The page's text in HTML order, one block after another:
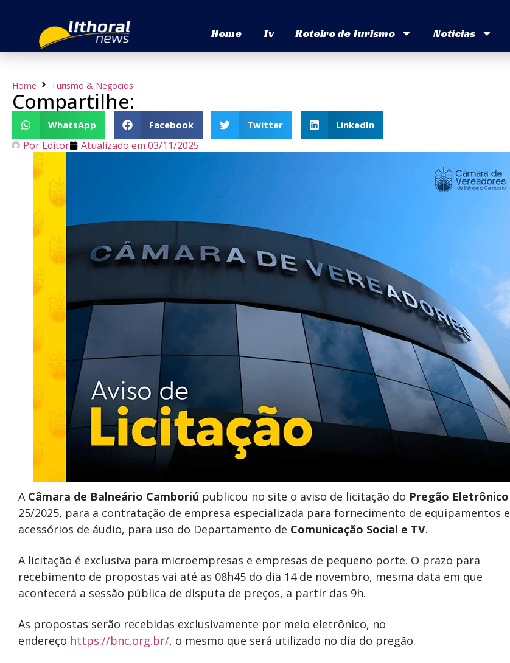
Home Tv Roteiro de Turismo Notícias
Home Turismo & Negocios
Compartilhe:
WhatsApp Facebook Twitter LinkedIn
Por Editor Atualizado em 03/11/2025
A Câmara de Balneário Camboriú publicou no site o aviso de licitação do Pregão Eletrônico
25/2025, para a contratação de empresa especializada para fornecimento de equipamentos e
acessórios de áudio, para uso do Departamento de Comunicação Social e TV.
A licitação é exclusiva para microempresas e empresas de pequeno porte. O prazo para
recebimento de propostas vai até as 08h45 do dia 14 de novembro, mesma data em que
acontecerá a sessão pública de disputa de preços, a partir das 9h.
As propostas serão recebidas exclusivamente por meio eletrônico, no
endereço https://bnc.org.br/, o mesmo que será utilizado no dia do pregão.